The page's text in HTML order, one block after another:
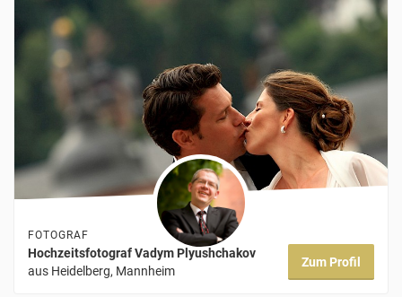
FOTOGRAF
Hochzeitsfotograf Vadym Plyushchakov
aus Heidelberg, Mannheim
Zum Profil